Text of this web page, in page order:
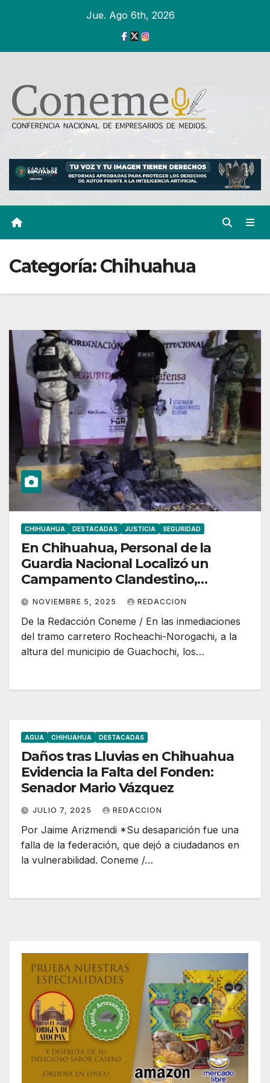
Jue. Ago 6th, 2026
Categoría:Chihuahua
CHIHUAHUA DESTACADAS JUSTICIA SEGURIDAD
En Chihuahua, Personal de la
Guardia Nacional Localizó un
Campamento Clandestino,
Posiblemente Utilizado por la
Delincuencia, Donde Aseguraron
Armamento.
NOVIEMBRE 5, 2025 REDACCION
De la Redacción Coneme / En las inmediaciones
del tramo carretero Rocheachi-Norogachi, a la
altura del municipio de Guachochi, los…
AGUA CHIHUAHUA DESTACADAS
Daños tras Lluvias en Chihuahua
Evidencia la Falta del Fonden:
Senador Mario Vázquez
JULIO 7, 2025 REDACCION
Por Jaime Arizmendi *Su desaparición fue una
falla de la federación, que dejó a ciudadanos en
la vulnerabilidad. Coneme /…